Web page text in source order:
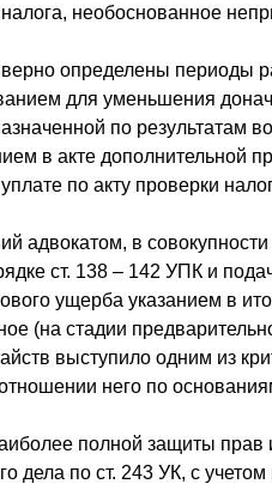
необоснованное
верно определены
для уменьшения
по
в акте дополнительной
по акту проверки
адвокатом, в
ст. 138 – 142 УПК и
ущерба указанием в
(на стадии
выступило одним из
него по
полной защиты прав
дела по ст. 243 УК, с